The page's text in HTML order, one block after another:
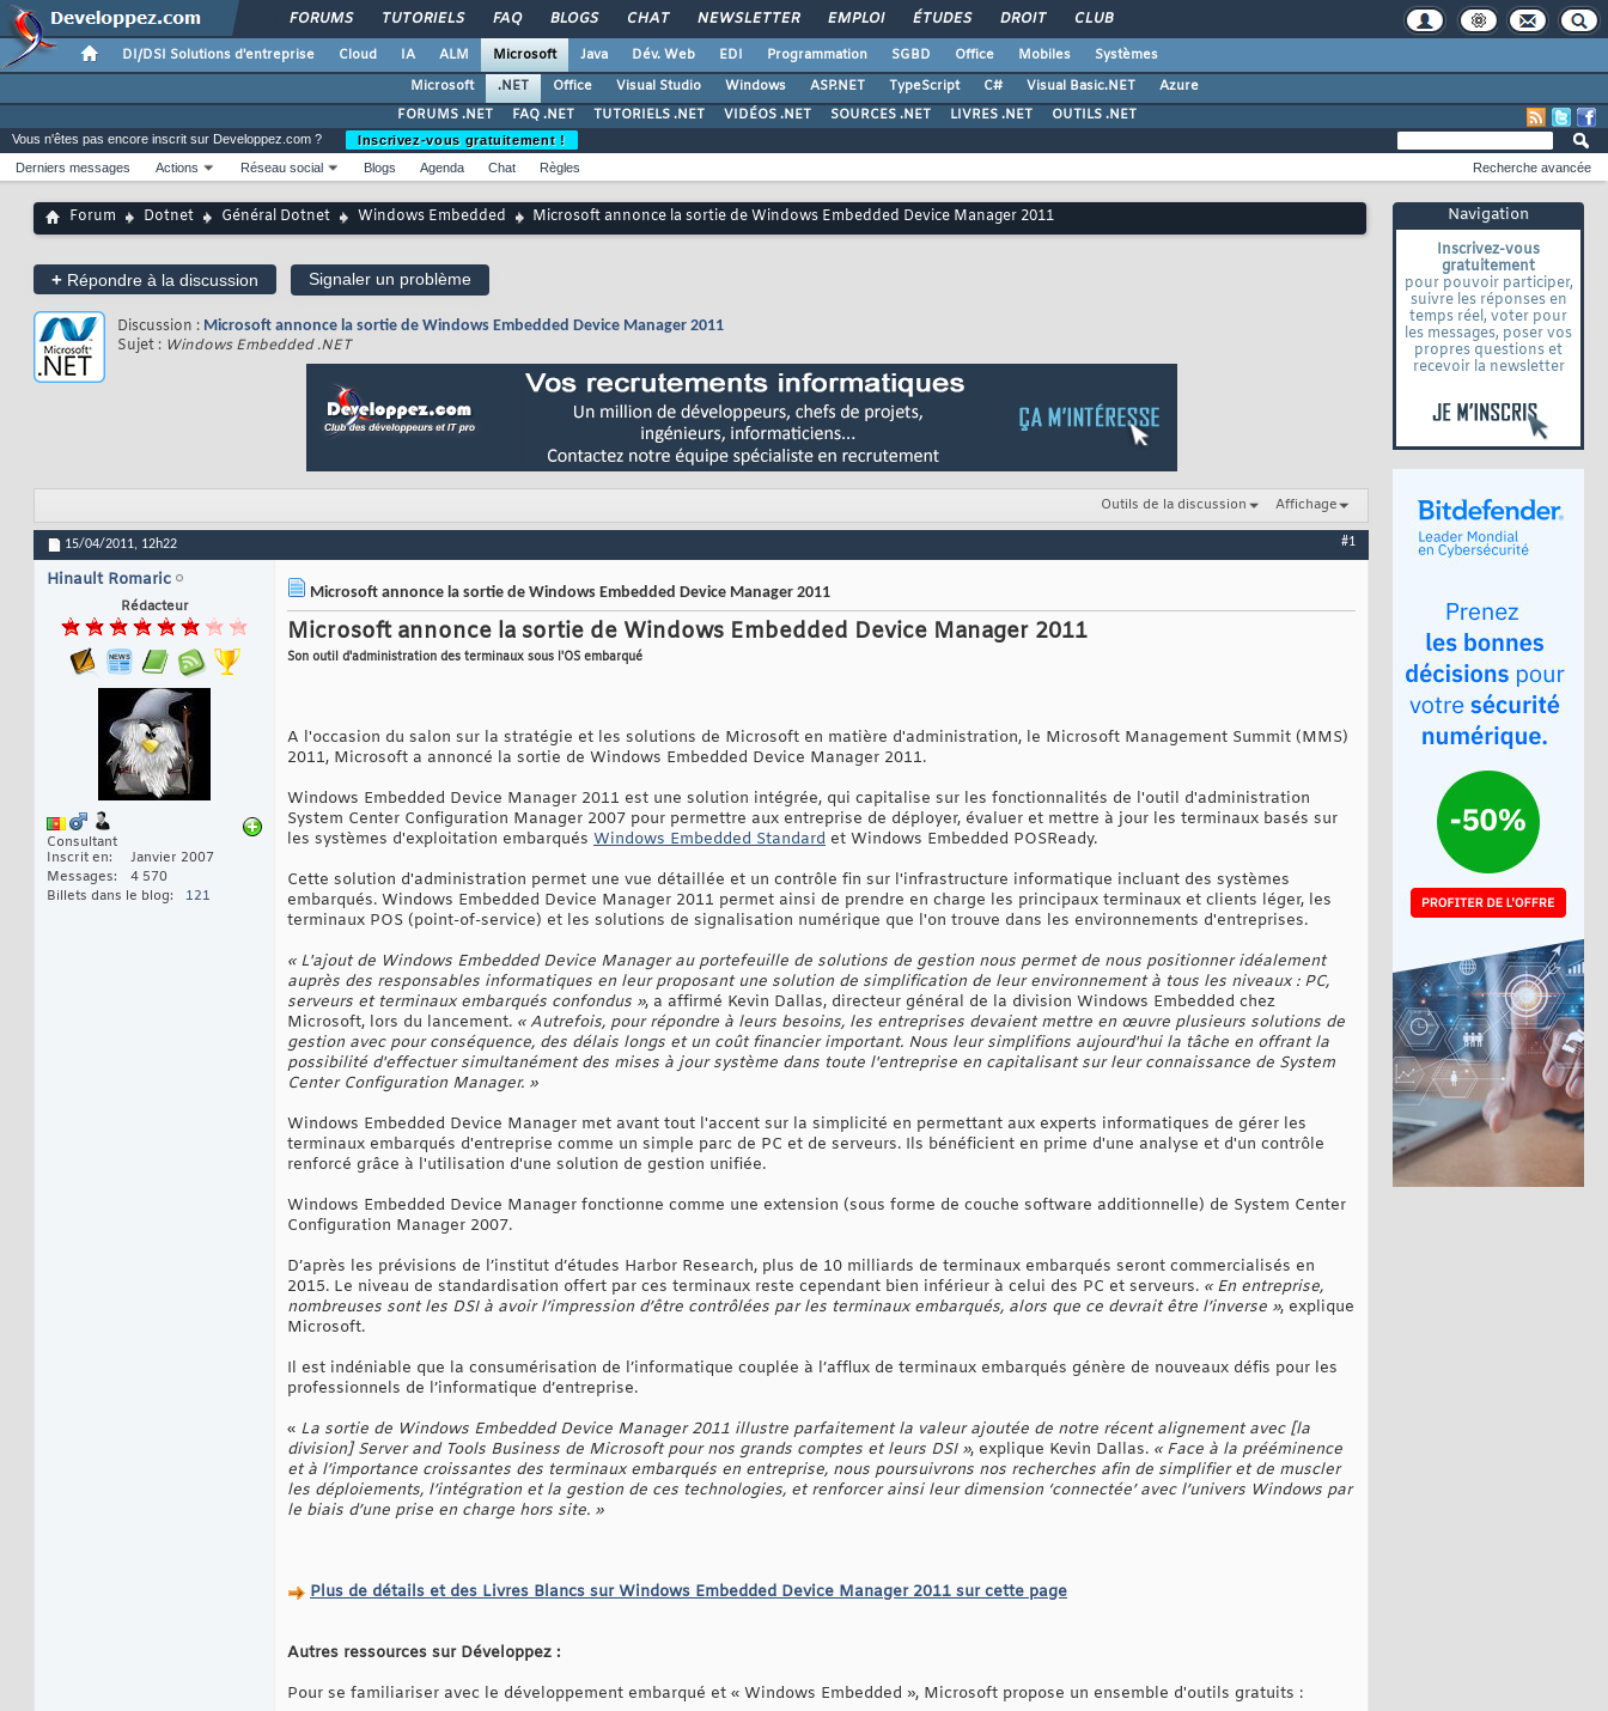
FORUMS TUTORIELS FAQ BLOGS CHAT NEWSLETTER EMPLOI ÉTUDES DROIT CLUB
DI/DSI Solutions d'entreprise Cloud IA ALM Microsoft Java Dév. Web EDI Programmation SGBD Office Mobiles
Systèmes
Microsoft
.NET Office Visual Studio Windows ASP.NET TypeScript C# Visual Basic.NET
Azure
FORUMS .NET
FAQ .NET TUTORIELS .NET VIDÉOS .NET SOURCES .NET LIVRES .NET OUTILS .NET
Navigation
Inscrivez-vous
gratuitement
pour pouvoir participer,
suivre les réponses en
temps réel, voter pour
les messages, poser vos
propres questions et
recevoir la newsletter
Vous n'êtes pas encore inscrit sur Developpez.com ?
Inscrivez-vous gratuitement !
Derniers messages
Actions Réseau social Blogs Agenda Chat Règles Recherche avancée
Forum Dotnet Général Dotnet Windows Embedded Microsoft annonce la sortie de Windows Embedded Device Manager 2011
+ Répondre à la discussion Signaler un problème
Discussion : Microsoft annonce la sortie de Windows Embedded Device Manager 2011
Sujet : Windows Embedded .NET
Outils de la discussion Affichage
15/04/2011, 12h22 #1
Hinault Romaric
Rédacteur
Consultant
Inscrit en
Janvier 2007
Messages
4 570
Billets dans le blog
121
Microsoft annonce la sortie de Windows Embedded Device Manager 2011
Microsoft annonce la sortie de Windows Embedded Device Manager 2011
Son outil d'administration des terminaux sous l'OS embarqué
A l'occasion du salon sur la stratégie et les solutions de Microsoft en matière d'administration, le Microsoft Management Summit (MMS)
2011, Microsoft a annoncé la sortie de Windows Embedded Device Manager 2011.
Windows Embedded Device Manager 2011 est une solution intégrée, qui capitalise sur les fonctionnalités de l'outil d'administration
System Center Configuration Manager 2007 pour permettre aux entreprise de déployer, évaluer et mettre à jour les terminaux basés sur
les systèmes d'exploitation embarqués Windows Embedded Standard et Windows Embedded POSReady.
Cette solution d'administration permet une vue détaillée et un contrôle fin sur l'infrastructure informatique incluant des systèmes
embarqués. Windows Embedded Device Manager 2011 permet ainsi de prendre en charge les principaux terminaux et clients léger, les
terminaux POS (point-of-service) et les solutions de signalisation numérique que l'on trouve dans les environnements d'entreprises.
« L'ajout de Windows Embedded Device Manager au portefeuille de solutions de gestion nous permet de nous positionner idéalement
auprès des responsables informatiques en leur proposant une solution de simplification de leur environnement à tous les niveaux : PC,
serveurs et terminaux embarqués confondus », a affirmé Kevin Dallas, directeur général de la division Windows Embedded chez
Microsoft, lors du lancement. « Autrefois, pour répondre à leurs besoins, les entreprises devaient mettre en œuvre plusieurs solutions de
gestion avec pour conséquence, des délais longs et un coût financier important. Nous leur simplifions aujourd'hui la tâche en offrant la
possibilité d'effectuer simultanément des mises à jour système dans toute l'entreprise en capitalisant sur leur connaissance de System
Center Configuration Manager. »
Windows Embedded Device Manager met avant tout l'accent sur la simplicité en permettant aux experts informatiques de gérer les
terminaux embarqués d'entreprise comme un simple parc de PC et de serveurs. Ils bénéficient en prime d'une analyse et d'un contrôle
renforcé grâce à l'utilisation d'une solution de gestion unifiée.
Windows Embedded Device Manager fonctionne comme une extension (sous forme de couche software additionnelle) de System Center
Configuration Manager 2007.
D’après les prévisions de l’institut d’études Harbor Research, plus de 10 milliards de terminaux embarqués seront commercialisés en
2015. Le niveau de standardisation offert par ces terminaux reste cependant bien inférieur à celui des PC et serveurs. « En entreprise,
nombreuses sont les DSI à avoir l’impression d’être contrôlées par les terminaux embarqués, alors que ce devrait être l’inverse », explique
Microsoft.
Il est indéniable que la consumérisation de l’informatique couplée à l’afflux de terminaux embarqués génère de nouveaux défis pour les
professionnels de l’informatique d’entreprise.
« La sortie de Windows Embedded Device Manager 2011 illustre parfaitement la valeur ajoutée de notre récent alignement avec [la
division] Server and Tools Business de Microsoft pour nos grands comptes et leurs DSI », explique Kevin Dallas. « Face à la prééminence
et à l’importance croissantes des terminaux embarqués en entreprise, nous poursuivrons nos recherches afin de simplifier et de muscler
les déploiements, l’intégration et la gestion de ces technologies, et renforcer ainsi leur dimension ‘connectée’ avec l’univers Windows par
le biais d’une prise en charge hors site. »
Plus de détails et des Livres Blancs sur Windows Embedded Device Manager 2011 sur cette page
Autres ressources sur Développez :
Pour se familiariser avec le développement embarqué et « Windows Embedded », Microsoft propose un ensemble d'outils gratuits :